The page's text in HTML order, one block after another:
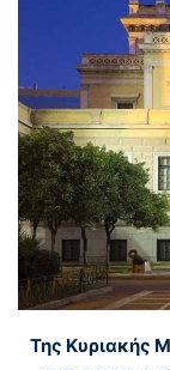
Της Κυριακής